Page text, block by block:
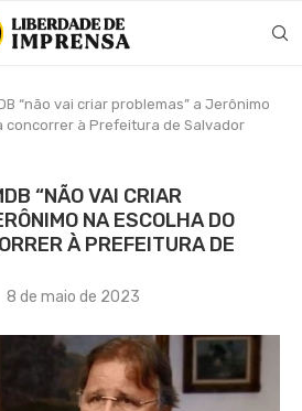
“não vai criar problemas” a Jerônimo
concorrer à Prefeitura de Salvador
“NÃO VAI CRIAR
NA ESCOLHA DO
À PREFEITURA DE
8 de maio de 2023